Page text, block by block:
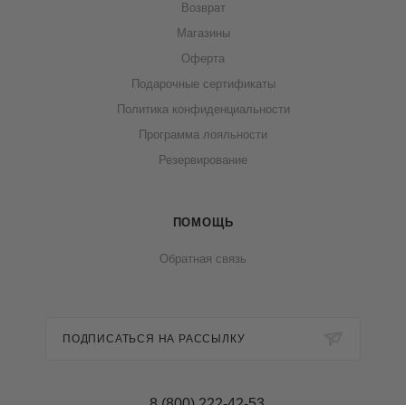
Возврат
Магазины
Оферта
Подарочные сертификаты
Политика конфиденциальности
Программа лояльности
Резервирование
ПОМОЩЬ
Обратная связь
ПОДПИСАТЬСЯ НА РАССЫЛКУ